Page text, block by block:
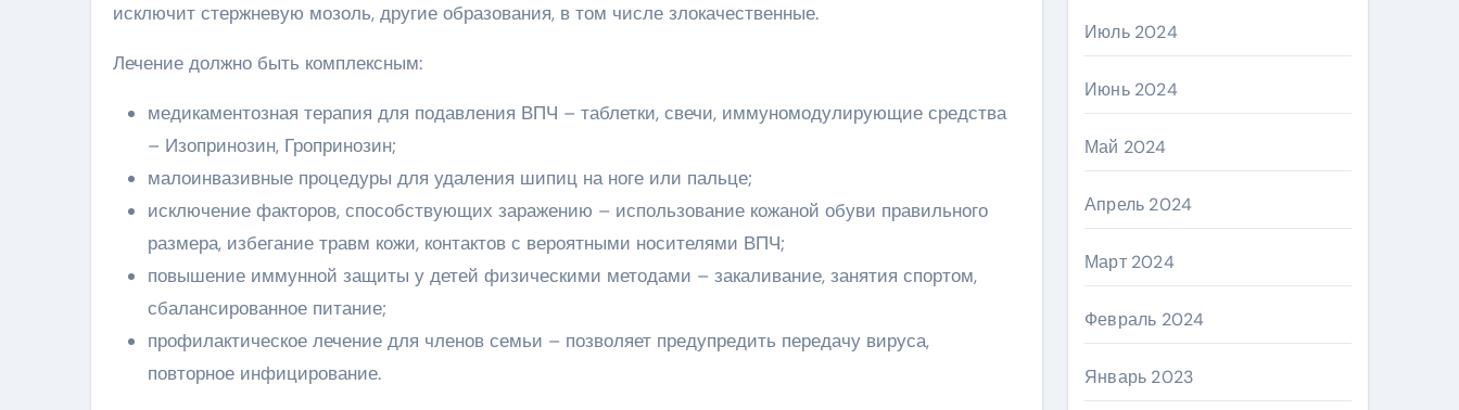
исключит стержневую мозоль, другие образования, в том числе злокачественные.
Лечение должно быть комплексным:
медикаментозная терапия для подавления ВПЧ – таблетки, свечи, иммуномодулирующие средства
– Изопринозин, Гропринозин;
малоинвазивные процедуры для удаления шипиц на ноге или пальце;
исключение факторов, способствующих заражению – использование кожаной обуви правильного
размера, избегание травм кожи, контактов с вероятными носителями ВПЧ;
повышение иммунной защиты у детей физическими методами – закаливание, занятия спортом,
сбалансированное питание;
профилактическое лечение для членов семьи – позволяет предупредить передачу вируса,
повторное инфицирование.
Июль 2024
Июнь 2024
Май 2024
Апрель 2024
Март 2024
Февраль 2024
Январь 2023